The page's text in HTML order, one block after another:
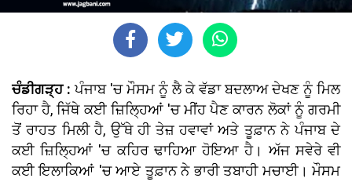
ਚੰਡੀਗੜ੍ਹ :ਪੰਜਾਬ 'ਚ ਮੌਸਮ ਨੂੰ ਲੈ ਕੇ ਵੱਡਾ ਬਦਲਾਅ ਦੇਖਣ ਨੂੰ ਮਿਲ
ਰਿਹਾ ਹੈ, ਜਿੱਥੇ ਕਈ ਜ਼ਿਲ੍ਹਿਆਂ 'ਚ ਮੀਂਹ ਪੈਣ ਕਾਰਨ ਲੋਕਾਂ ਨੂੰ ਗਰਮੀ
ਤੋਂ ਰਾਹਤ ਮਿਲੀ ਹੈ, ਉੱਥੇ ਹੀ ਤੇਜ਼ ਹਵਾਵਾਂ ਅਤੇ ਤੂਫ਼ਾਨ ਨੇ ਪੰਜਾਬ ਦੇ
ਕਈ ਜ਼ਿਲ੍ਹਿਆਂ 'ਚ ਕਹਿਰ ਢਾਹਿਆ ਹੋਇਆ ਹੈ। ਅੱਜ ਸਵੇਰੇ ਵੀ
ਕਈ ਇਲਾਕਿਆਂ 'ਚ ਆਏ ਤੂਫ਼ਾਨ ਨੇ ਭਾਰੀ ਤਬਾਹੀ ਮਚਾਈ। ਮੌਸਮ